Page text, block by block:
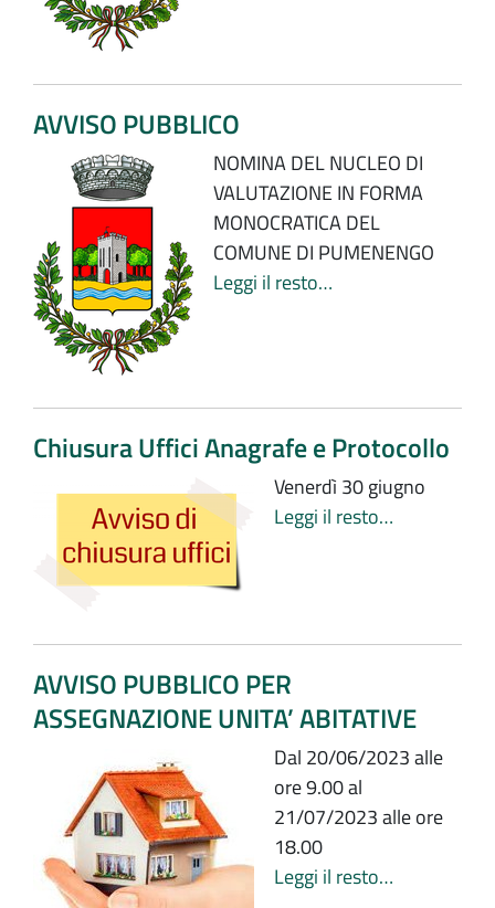
AVVISO PUBBLICO
NOMINA DEL NUCLEO DI
VALUTAZIONE IN FORMA
MONOCRATICA DEL
COMUNE DI PUMENENGO
Leggi il resto…
Chiusura Uffici Anagrafe e Protocollo
Venerdì 30 giugno
Leggi il resto…
AVVISO PUBBLICO PER
ASSEGNAZIONE UNITA’ ABITATIVE
Dal 20/06/2023 alle
ore 9.00 al
21/07/2023 alle ore
18.00
Leggi il resto…